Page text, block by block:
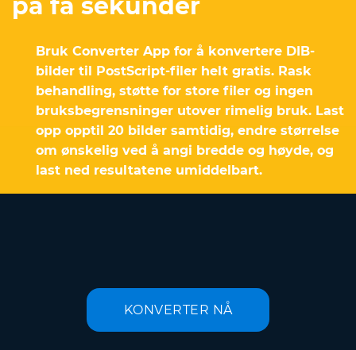
på få sekunder
Bruk Converter App for å konvertere DIB-
bilder til PostScript-filer helt gratis. Rask
behandling, støtte for store filer og ingen
bruksbegrensninger utover rimelig bruk. Last
opp opptil 20 bilder samtidig, endre størrelse
om ønskelig ved å angi bredde og høyde, og
last ned resultatene umiddelbart.
KONVERTER NÅ